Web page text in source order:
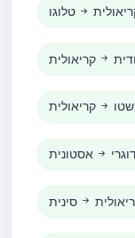
טלוגו
קריאולית
קריאולית
אסטונית
סינית